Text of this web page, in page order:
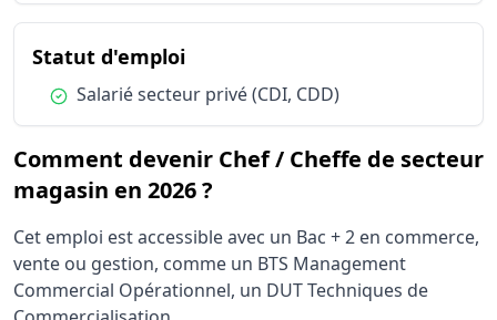
Statut d'emploidu métier Chef / Cheffe de
Condition :
Salarié secteur privé (CDI, CDD)
Comment devenir Chef / Cheffe de secteur
magasin en 2026 ?
Cet emploi est accessible avec un Bac + 2 en commerce,
vente ou gestion, comme un BTS Management
Commercial Opérationnel, un DUT Techniques de